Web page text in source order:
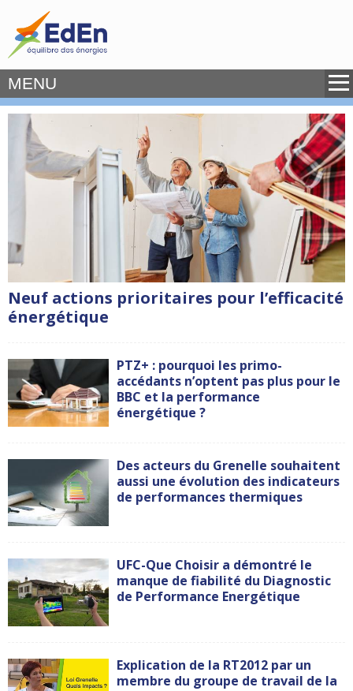
MENU
Neuf actions prioritaires pour l’efficacité
énergétique
PTZ+ : pourquoi les primo-
accédants n’optent pas plus pour le
BBC et la performance
énergétique ?
Des acteurs du Grenelle souhaitent
aussi une évolution des indicateurs
de performances thermiques
UFC-Que Choisir a démontré le
manque de fiabilité du Diagnostic
de Performance Energétique
Explication de la RT2012 par un
membre du groupe de travail de la